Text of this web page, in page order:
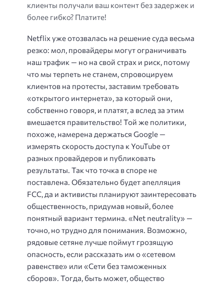
клиенты получали ваш контент без задержек и
более гибко? Платите!
Netflix уже отозвалась на решение суда весьма
резко: мол, провайдеры могут ограничивать
наш трафик — но на свой страх и риск, потому
что мы терпеть не станем, спровоцируем
клиентов на протесты, заставим требовать
«открытого интернета», за который они,
собственно говоря, и платят, а вслед за этим
вмешается правительство! Той же политики,
похоже, намерена держаться Google —
измерять скорость доступа к YouTube от
разных провайдеров и публиковать
результаты. Так что точка в споре не
поставлена. Обязательно будет апелляция
FCC, да и активисты планируют заинтересовать
общественность, придумав новый, более
понятный вариант термина. «Net neutrality» —
точно, но трудно для понимания. Возможно,
рядовые сетяне лучше поймут грозящую
опасность, если рассказать им о «сетевом
равенстве» или «Сети без таможенных
сборов». Тогда, быть может, общество